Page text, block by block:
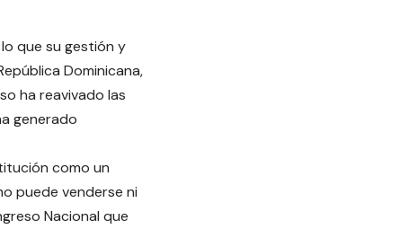
que su gestión y
Dominicana,
ha reavivado las
generado
como un
puede venderse ni
Nacional que